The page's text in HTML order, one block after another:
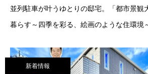
並列駐車が叶うゆとりの邸宅。「都市景観
暮らす～四季を彩る、絵画のような住環境
新着情報